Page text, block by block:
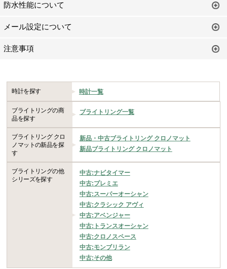
防水性能について
メール設定について
注意事項
時計を探す 時計一覧
ブライトリングの商
品を探す
ブライトリング一覧
ブライトリング クロ
ノマットの新品を探
す
新品・中古ブライトリング クロノマット
新品ブライトリング クロノマット
ブライトリングの他
シリーズを探す
中古:ナビタイマー
中古:プレミエ
中古:スーパーオーシャン
中古:クラシック アヴィ
中古:アベンジャー
中古:トランスオーシャン
中古:クロノスペース
中古:モンブリラン
中古:その他